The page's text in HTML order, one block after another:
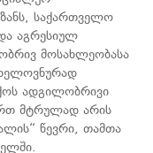
საქართველო
აგრესიულ
მოსახლეობასა
ადგილობრივი
მტრულად არის
წევრი, თამთა